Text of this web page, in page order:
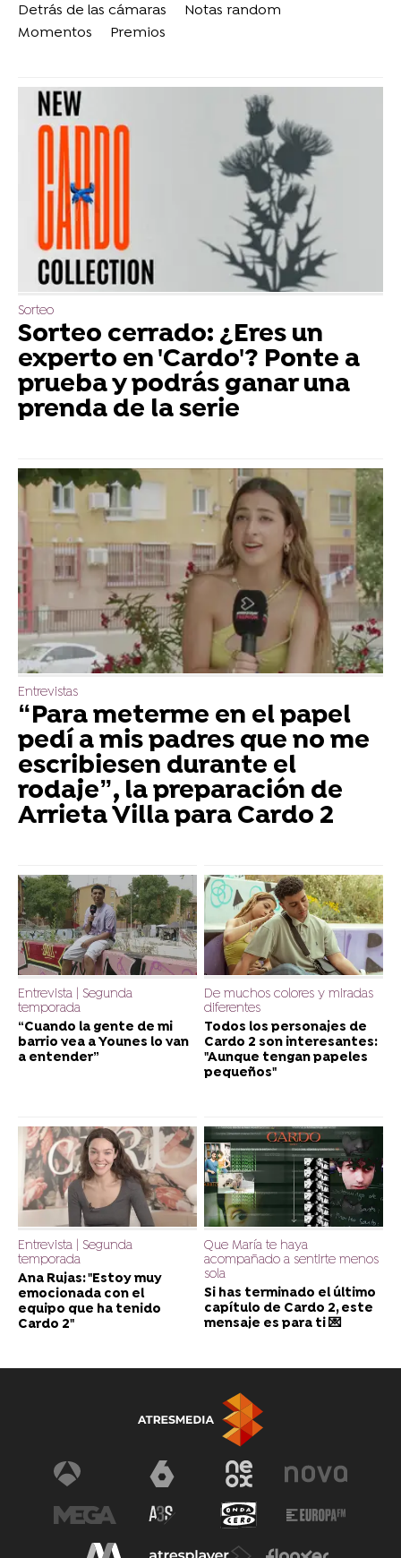
Detrás de las cámaras
Notas random
Momentos
Premios
Sorteo
Sorteo cerrado: ¿Eres un
experto en 'Cardo'? Ponte a
prueba y podrás ganar una
prenda de la serie
Entrevistas
“Para meterme en el papel
pedí a mis padres que no me
escribiesen durante el
rodaje”, la preparación de
Arrieta Villa para Cardo 2
Entrevista | Segunda
temporada
“Cuando la gente de mi
barrio vea a Younes lo van
a entender”
De muchos colores y miradas
diferentes
Todos los personajes de
Cardo 2 son interesantes:
"Aunque tengan papeles
pequeños"
Entrevista | Segunda
temporada
Ana Rujas: "Estoy muy
emocionada con el
equipo que ha tenido
Cardo 2"
Que María te haya
acompañado a sentirte menos
sola
Si has terminado el último
capítulo de Cardo 2, este
mensaje es para ti 💌